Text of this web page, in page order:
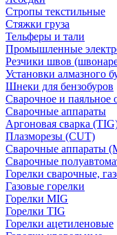
Стропы текстильные
Стяжки груза
Тельферы и тали
Промышленные
Резчики швов
Установки алмазного
Шнеки для бензобуров
Сварочное и паяльное
Сварочные аппараты
Аргоновая сварка
Плазморезы (CUT)
Сварочные аппараты
Сварочные
Горелки сварочные,
Газовые горелки
Горелки MIG
Горелки TIG
Горелки ацетиленовые